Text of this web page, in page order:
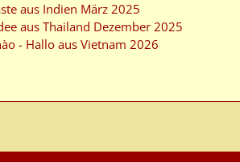
aus Indien März 2025
aus Thailand Dezember 2025
- Hallo aus Vietnam 2026